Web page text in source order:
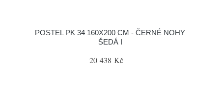
POSTEL PK 34 160X200 CM - ČERNÉ NOHY
ŠEDÁ I
20 438 Kč